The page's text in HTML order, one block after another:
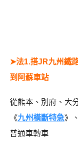
➤法1.搭JR九州鐵
到阿蘇車站
從熊本、別府、大
《九州橫斷特急》
普通車轉車